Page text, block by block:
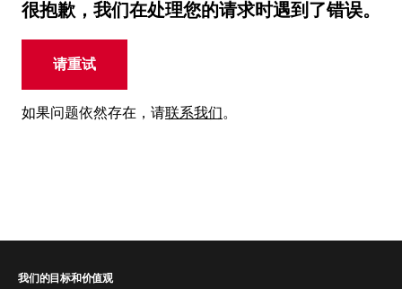
很抱歉，我们在处理您的请求时遇到了错误。
请重试
如果问题依然存在，请联系我们。
我们的目标和价值观